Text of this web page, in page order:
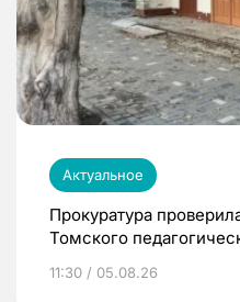
Актуальное
Прокуратура
Томского
11:30 / 05.08.26